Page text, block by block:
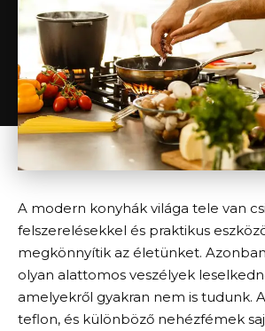
A modern konyhák világa tele van
felszerelésekkel és praktikus
megkönnyítik az életünket.
olyan alattomos veszélyek
amelyekről gyakran nem is tudunk.
teflon, és különböző nehézfémek